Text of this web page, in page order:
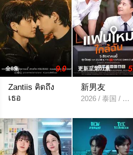
全8集 9.0
Zantiis คิดถึง
เธอ
更新至第01集
新男友
2026 / 泰国 / 内详